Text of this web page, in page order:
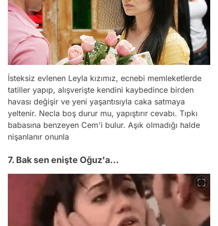
İsteksiz evlenen Leyla kızımız, ecnebi memleketlerde
tatiller yapıp, alışverişte kendini kaybedince birden
havası değişir ve yeni yaşantısıyla caka satmaya
yeltenir. Necla boş durur mu, yapıştırır cevabı. Tıpkı
babasına benzeyen Cem'i bulur. Aşık olmadığı halde
nişanlanır onunla
7. Bak sen enişte Oğuz'a...